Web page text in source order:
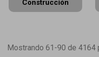
Construcción
Mostrando 61-90 de 4164